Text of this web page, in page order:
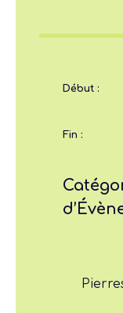
Début :
Fin :